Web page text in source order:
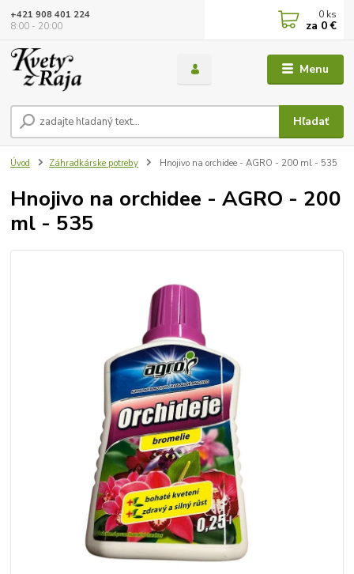
Menu
Hľadať
+421 908 401 224
8:00 - 20:00
0 ks
za 0 €
Úvod Záhradkárske potreby Hnojivo na orchidee - AGRO - 200 ml - 535
Hnojivo na orchidee - AGRO - 200
ml - 535